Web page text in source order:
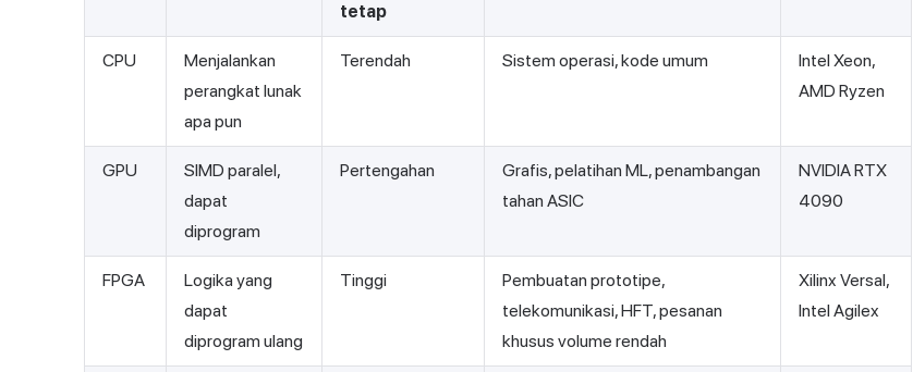
tetap
CPU
Menjalankan
perangkat lunak
apa pun
Terendah Sistem operasi, kode umum
Intel Xeon,
AMD Ryzen
GPU
SIMD paralel,
dapat
diprogram
Pertengahan
Grafis, pelatihan ML, penambangan
tahan ASIC
NVIDIA RTX
4090
FPGA
Logika yang
dapat
diprogram ulang
Tinggi
Pembuatan prototipe,
telekomunikasi, HFT, pesanan
khusus volume rendah
Xilinx Versal,
Intel Agilex